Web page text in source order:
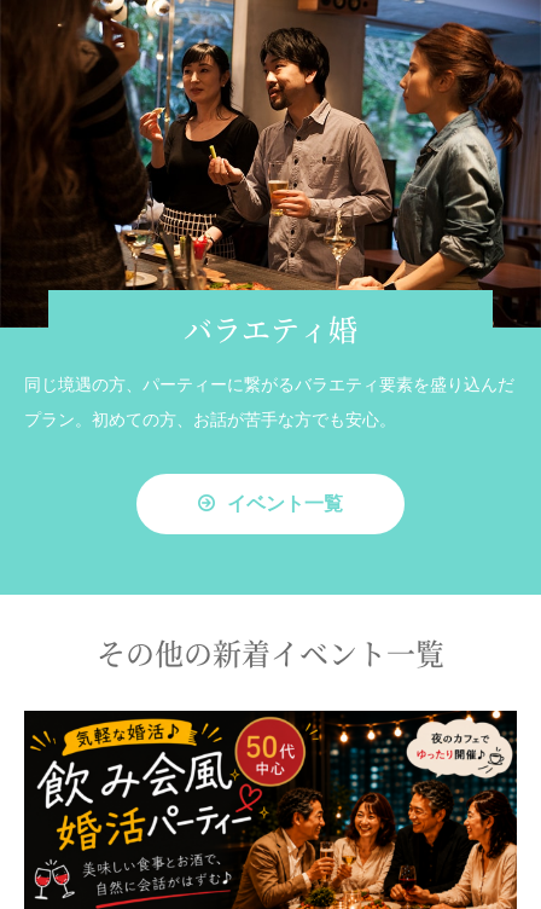
バラエティ婚
同じ境遇の方、パーティーに繋がるバラエティ要素を盛り込んだ
プラン。初めての方、お話が苦手な方でも安心。
イベント一覧
その他の新着イベント一覧